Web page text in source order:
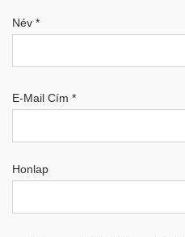
Név *
E-Mail Cím *
Honlap